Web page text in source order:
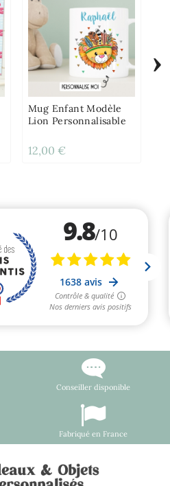
Mug Enfant Modèle
Lion Personnalisable
12,00 €
›
Conseiller disponible
Fabriqué en France